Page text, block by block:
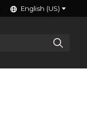
English (US)